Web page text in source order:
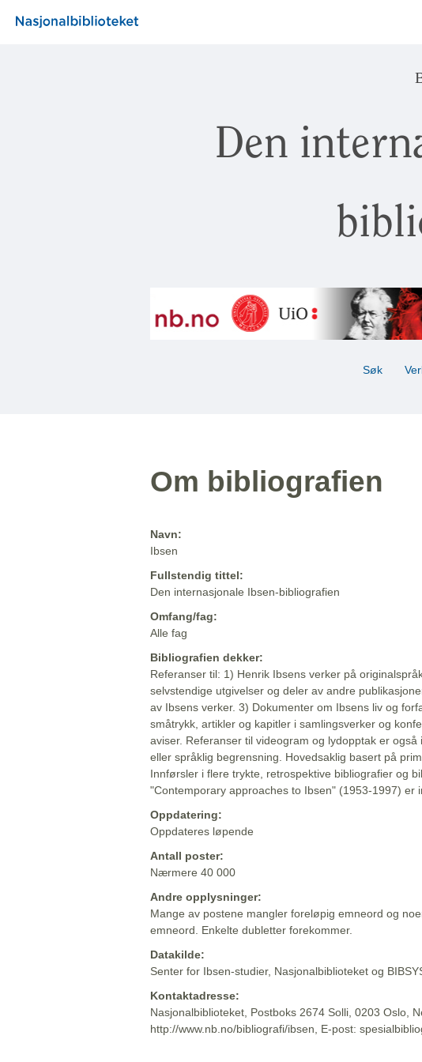
Den
Søk
Om bibliografien
Navn:
Ibsen
Fullstendig tittel:
Den internasjonale Ibsen-bibliografien
Omfang/fag:
Alle fag
Bibliografien dekker:
Referanser til: 1) Henrik Ibsens verker på
selvstendige utgivelser og deler av andre
av Ibsens verker. 3) Dokumenter om Ibsens liv og
småtrykk, artikler og kapitler i samlingsverker og
aviser. Referanser til videogram og lydopptak er
eller språklig begrensning. Hovedsaklig basert på
Innførsler i flere trykte, retrospektive bibliografier og
"Contemporary approaches to Ibsen" (1953-1997) er
Oppdatering:
Oppdateres løpende
Antall poster:
Nærmere 40 000
Andre opplysninger:
Mange av postene mangler foreløpig emneord og
emneord. Enkelte dubletter forekommer.
Datakilde:
Senter for Ibsen-studier, Nasjonalbiblioteket og
Kontaktadresse:
Nasjonalbiblioteket, Postboks 2674 Solli, 0203 Oslo,
http://www.nb.no/bibliografi/ibsen, E-post: